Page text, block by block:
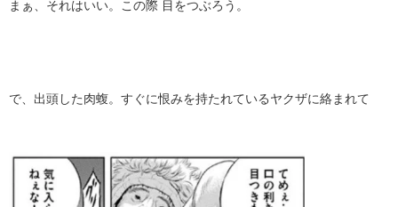
まぁ、それはいい。この際 目をつぶろう。
で、出頭した肉蝮。すぐに恨みを持たれているヤクザに絡まれて